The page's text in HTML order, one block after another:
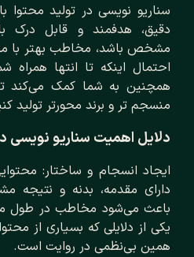
سناریو نویسی در تولید
دقیق، هدفمند و قابل ‌درک
مشخص باشد، مخاطب بهتر با
احتمال اینکه تا انتها همراه
همچنین به شما کمک می‌کند
منسجم ‌تر و برند محورتر تولید
دلایل اهمیت سناریو نویسی
ایجاد انسجام و ساختار:
دارای مقدمه، بدنه و
باعث می‌شود مخاطب در طول
یکی از دلایلی که بسیاری از
همین بی‌نظمی در روایت است.